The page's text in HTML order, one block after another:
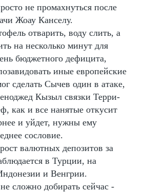
не промахнуться после
Жоау Канселу.
отварить, воду слить, а
на несколько минут для
бюджетного дефицита,
иные европейские
сделать Сычев один в атаке,
Кызыл связки Терри-
как и все нанятые откусит
и уйдет, нужны ему
сословие.
валютных депозитов за
в Турции, на
и Венгрии.
сложно добирать сейчас -